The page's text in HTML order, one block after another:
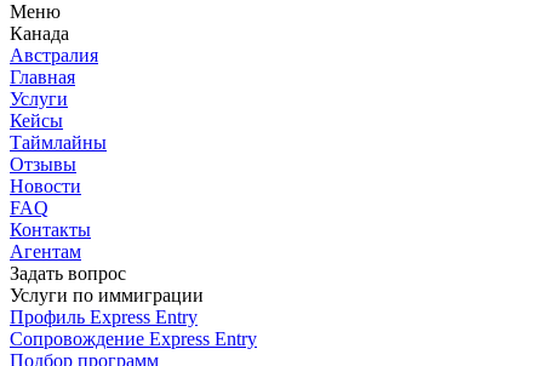
Меню
Канада
Австралия
Главная
Услуги
Кейсы
Таймлайны
Отзывы
Новости
FAQ
Контакты
Агентам
Задать вопрос
Услуги по иммиграции
Профиль Express Entry
Сопровождение Express Entry
Подбор программ